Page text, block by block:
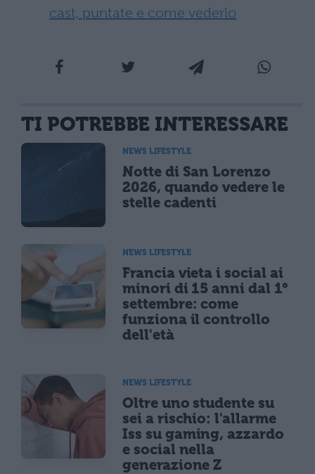
cast, puntate e come vederlo
TI POTREBBE INTERESSARE
NEWS LIFESTYLE
Notte di San Lorenzo
2026, quando vedere le
stelle cadenti
NEWS LIFESTYLE
Francia vieta i social ai
minori di 15 anni dal 1°
settembre: come
funziona il controllo
dell'età
NEWS LIFESTYLE
Oltre uno studente su
sei a rischio: l'allarme
Iss su gaming, azzardo
e social nella
generazione Z